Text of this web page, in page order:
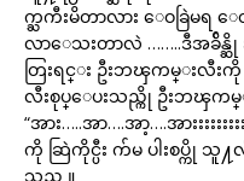
က္ႀကီးမိတာလား ေဝခြဲမရ
လာေသးတာလဲ ……..ဒီအခ်ိန္ဆို
တြးရင္း ဦးဘၾကမ္းလီး
လီးစုပ္ေပးသည္ကို ဦးဘၾက
“အား…..အာ….အာ့….အားးးးး
ကို ဆြဲကိုင္ပီး က်မ ပါးစပ္ကို
သည္ ။